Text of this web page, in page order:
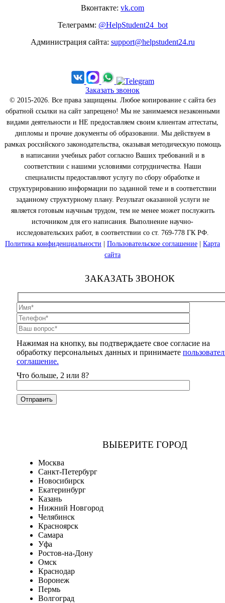
Вконтакте: vk.com
Телеграмм: @HelpStudent24_bot
Администрация сайта: support@helpstudent24.ru
Заказать звонок
© 2015-2026. Все права защищены. Любое копирование с сайта без
обратной ссылки на сайт запрещено! Мы не занимаемся незаконными
видами деятельности и НЕ предоставляем своим клиентам аттестаты,
дипломы и прочие документы об образовании. Мы действуем в
рамках российского законодательства, оказывая методическую помощь
в написании учебных работ согласно Ваших требований и в
соответствии с нашими условиями сотрудничества. Наши
специалисты предоставляют услугу по сбору обработке и
структурированию информации по заданной теме и в соответствии
заданному структурному плану. Результат оказанной услуги не
является готовым научным трудом, тем не менее может послужить
источником для его написания. Выполнение научно-
исследовательских работ, в соответствии со ст. 769-778 ГК РФ.
Политика конфиденциальности
Пользовательское соглашение
Карта
сайта
ЗАКАЗАТЬ ЗВОНОК
Нажимая на кнопку, вы подтверждаете свое согласие на
обработку персональных данных и принимаете
соглашение.
Что больше, 2 или 8?
ВЫБЕРИТЕ ГОРОД
Москва
Санкт-Петербург
Новосибирск
Екатеринбург
Казань
Нижний Новгород
Челябинск
Красноярск
Самара
Уфа
Ростов-на-Дону
Омск
Краснодар
Воронеж
Пермь
Волгоград